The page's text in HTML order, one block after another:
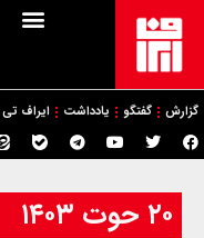
گزارش گفتگو یادداشت ایراف
۲۰ حوت ۱۴۰۳